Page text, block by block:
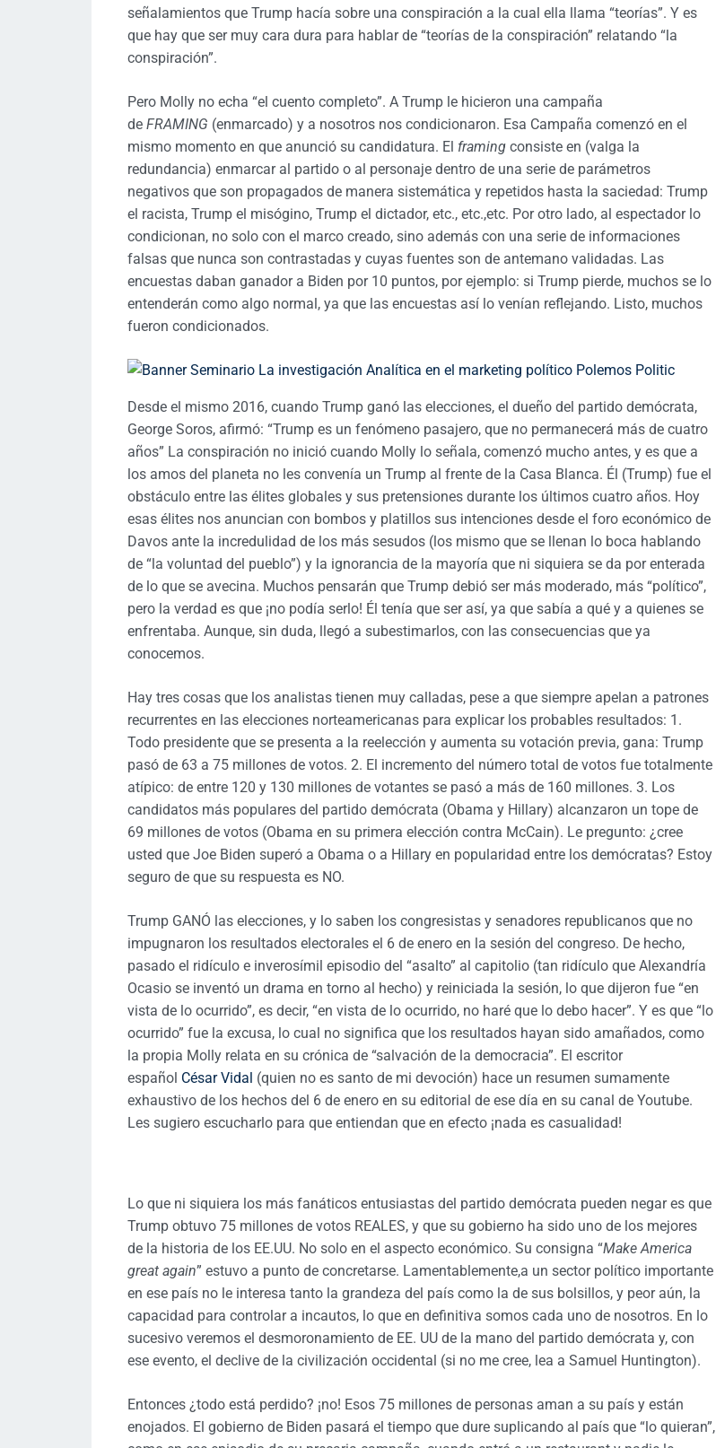
señalamientos que Trump hacía sobre una conspiración a la cual ella llama “teorías”. Y es
que hay que ser muy cara dura para hablar de “teorías de la conspiración” relatando “la
conspiración”.
Pero Molly no echa “el cuento completo”. A Trump le hicieron una campaña
de FRAMING (enmarcado) y a nosotros nos condicionaron. Esa Campaña comenzó en el
mismo momento en que anunció su candidatura. El framing consiste en (valga la
redundancia) enmarcar al partido o al personaje dentro de una serie de parámetros
negativos que son propagados de manera sistemática y repetidos hasta la saciedad: Trump
el racista, Trump el misógino, Trump el dictador, etc., etc.,etc. Por otro lado, al espectador lo
condicionan, no solo con el marco creado, sino además con una serie de informaciones
falsas que nunca son contrastadas y cuyas fuentes son de antemano validadas. Las
encuestas daban ganador a Biden por 10 puntos, por ejemplo: si Trump pierde, muchos se lo
entenderán como algo normal, ya que las encuestas así lo venían reflejando. Listo, muchos
fueron condicionados.
Desde el mismo 2016, cuando Trump ganó las elecciones, el dueño del partido demócrata,
George Soros, afirmó: “Trump es un fenómeno pasajero, que no permanecerá más de cuatro
años” La conspiración no inició cuando Molly lo señala, comenzó mucho antes, y es que a
los amos del planeta no les convenía un Trump al frente de la Casa Blanca. Él (Trump) fue el
obstáculo entre las élites globales y sus pretensiones durante los últimos cuatro años. Hoy
esas élites nos anuncian con bombos y platillos sus intenciones desde el foro económico de
Davos ante la incredulidad de los más sesudos (los mismo que se llenan lo boca hablando
de “la voluntad del pueblo”) y la ignorancia de la mayoría que ni siquiera se da por enterada
de lo que se avecina. Muchos pensarán que Trump debió ser más moderado, más “político”,
pero la verdad es que ¡no podía serlo! Él tenía que ser así, ya que sabía a qué y a quienes se
enfrentaba. Aunque, sin duda, llegó a subestimarlos, con las consecuencias que ya
conocemos.
Hay tres cosas que los analistas tienen muy calladas, pese a que siempre apelan a patrones
recurrentes en las elecciones norteamericanas para explicar los probables resultados: 1.
Todo presidente que se presenta a la reelección y aumenta su votación previa, gana: Trump
pasó de 63 a 75 millones de votos. 2. El incremento del número total de votos fue totalmente
atípico: de entre 120 y 130 millones de votantes se pasó a más de 160 millones. 3. Los
candidatos más populares del partido demócrata (Obama y Hillary) alcanzaron un tope de
69 millones de votos (Obama en su primera elección contra McCain). Le pregunto: ¿cree
usted que Joe Biden superó a Obama o a Hillary en popularidad entre los demócratas? Estoy
seguro de que su respuesta es NO.
Trump GANÓ las elecciones, y lo saben los congresistas y senadores republicanos que no
impugnaron los resultados electorales el 6 de enero en la sesión del congreso. De hecho,
pasado el ridículo e inverosímil episodio del “asalto” al capitolio (tan ridículo que Alexandría
Ocasio se inventó un drama en torno al hecho) y reiniciada la sesión, lo que dijeron fue “en
vista de lo ocurrido”, es decir, “en vista de lo ocurrido, no haré que lo debo hacer”. Y es que “lo
ocurrido” fue la excusa, lo cual no significa que los resultados hayan sido amañados, como
la propia Molly relata en su crónica de “salvación de la democracia”. El escritor
español César Vidal (quien no es santo de mi devoción) hace un resumen sumamente
exhaustivo de los hechos del 6 de enero en su editorial de ese día en su canal de Youtube.
Les sugiero escucharlo para que entiendan que en efecto ¡nada es casualidad!
Lo que ni siquiera los más fanáticos entusiastas del partido demócrata pueden negar es que
Trump obtuvo 75 millones de votos REALES, y que su gobierno ha sido uno de los mejores
de la historia de los EE.UU. No solo en el aspecto económico. Su consigna “Make America
great again” estuvo a punto de concretarse. Lamentablemente,a un sector político importante
en ese país no le interesa tanto la grandeza del país como la de sus bolsillos, y peor aún, la
capacidad para controlar a incautos, lo que en definitiva somos cada uno de nosotros. En lo
sucesivo veremos el desmoronamiento de EE. UU de la mano del partido demócrata y, con
ese evento, el declive de la civilización occidental (si no me cree, lea a Samuel Huntington).
Entonces ¿todo está perdido? ¡no! Esos 75 millones de personas aman a su país y están
enojados. El gobierno de Biden pasará el tiempo que dure suplicando al país que “lo quieran”,